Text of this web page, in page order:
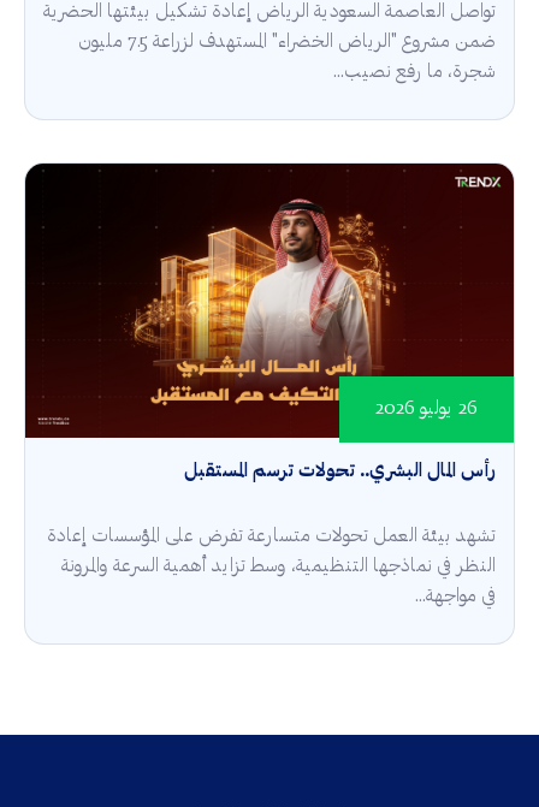
تواصل العاصمة السعودية الرياض إعادة تشكيل بيئتها الحضرية
ضمن مشروع "الرياض الخضراء" المستهدف لزراعة 7.5 مليون
شجرة، ما رفع نصيب...
رأس المال البشري.. تحولات ترسم المستقبل
26 يوليو 2026
تشهد بيئة العمل تحولات متسارعة تفرض على المؤسسات إعادة
النظر في نماذجها التنظيمية، وسط تزايد أهمية السرعة والمرونة
في مواجهة...